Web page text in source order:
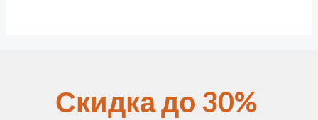
Скидка до 30%